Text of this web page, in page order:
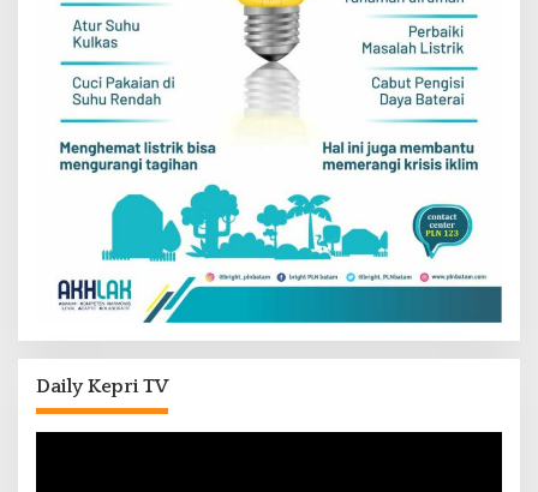
Daily Kepri TV